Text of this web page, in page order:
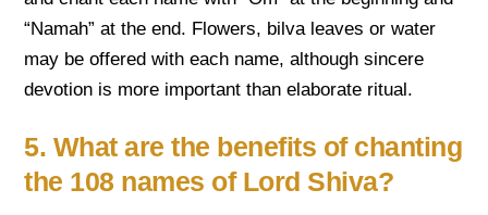
“Namah” at the end. Flowers, bilva leaves or water
may be offered with each name, although sincere
devotion is more important than elaborate ritual.
5. What are the benefits of chanting
the 108 names of Lord Shiva?